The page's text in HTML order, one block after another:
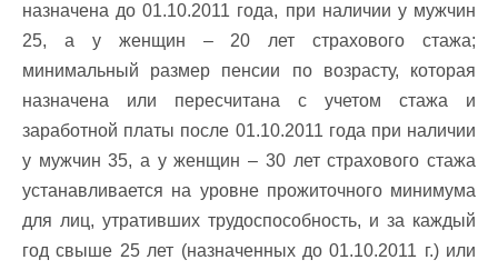
назначена до 01.10.2011 года, при наличии у мужчин
25, а у женщин – 20 лет страхового стажа;
минимальный размер пенсии по возрасту, которая
назначена или пересчитана с учетом стажа и
заработной платы после 01.10.2011 года при наличии
у мужчин 35, а у женщин – 30 лет страхового стажа
устанавливается на уровне прожиточного минимума
для лиц, утративших трудоспособность, и за каждый
год свыше 25 лет (назначенных до 01.10.2011 г.) или